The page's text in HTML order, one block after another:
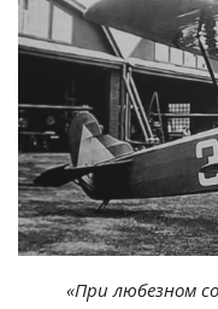
«При любезном